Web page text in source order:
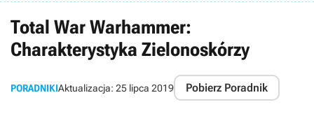
Total War Warhammer:
Charakterystyka Zielonoskórzy
PORADNIKIAktualizacja: 25 lipca 2019 Pobierz Poradnik